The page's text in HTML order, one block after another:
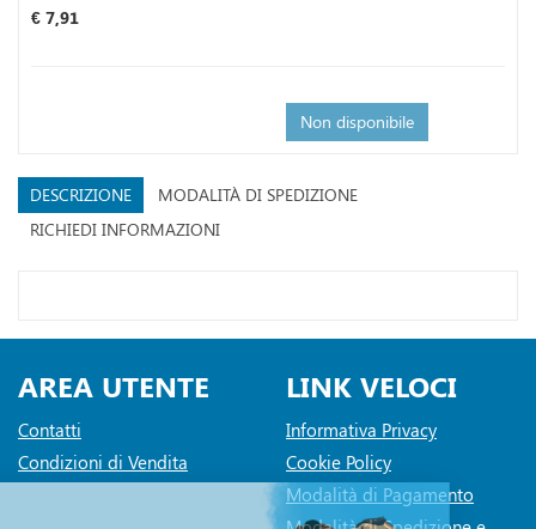
Prezzo
€ 7,91
Non disponibile
DESCRIZIONE
MODALITÀ DI SPEDIZIONE
RICHIEDI INFORMAZIONI
AREA UTENTE
Contatti
Condizioni di Vendita
LINK VELOCI
Informativa Privacy
Cookie Policy
Modalità di Pagamento